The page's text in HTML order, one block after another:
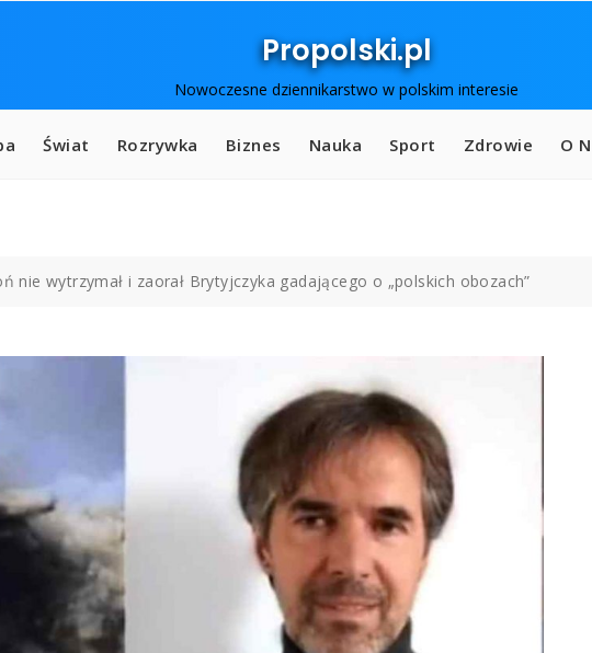
Propolski.pl
Nowoczesne dziennikarstwo w polskim interesie
Świat Rozrywka Biznes Nauka Sport Zdrowie O
nie wytrzymał i zaorał Brytyjczyka gadającego o „polskich obozach”